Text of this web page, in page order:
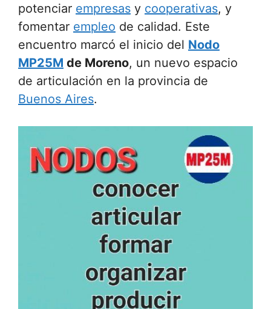
potenciar empresas y cooperativas, y
fomentar empleo de calidad. Este
encuentro marcó el inicio del Nodo
MP25M de Moreno, un nuevo espacio
de articulación en la provincia de
Buenos Aires.